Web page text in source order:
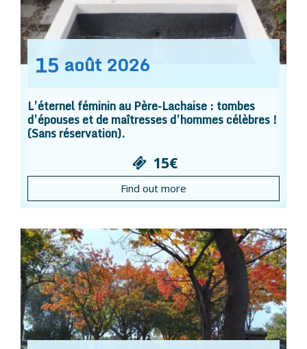
15 août 2026
L’éternel féminin au Père-Lachaise : tombes
d’épouses et de maîtresses d’hommes célèbres !
(Sans réservation).
15€
Find out more